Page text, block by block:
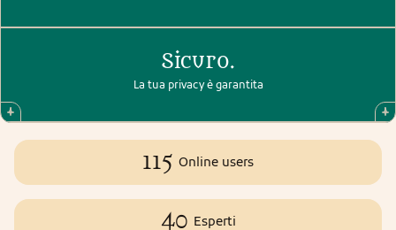
Sicuro.
La tua privacy è garantita
115 Online users
40 Esperti